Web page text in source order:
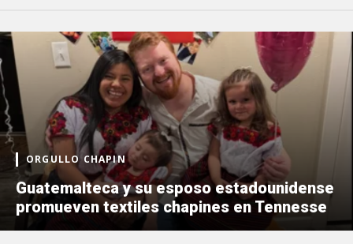
ORGULLO CHAPIN
Guatemalteca y su esposo estadounidense
promueven textiles chapines en Tennesse